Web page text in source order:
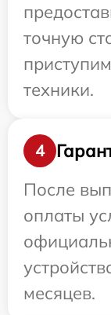
точную
техники.
4
После
оплаты
месяцев.